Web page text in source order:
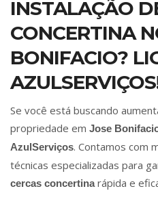
INSTALAÇÃO
CONCERTINA
BONIFACIO?
Se você está buscando
propriedade em Jose
AzulServiços. Contamos com
técnicas especializadas para
cercas concertinarápida e